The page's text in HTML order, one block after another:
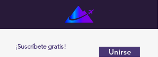
¡Suscríbete gratis!
Unirse